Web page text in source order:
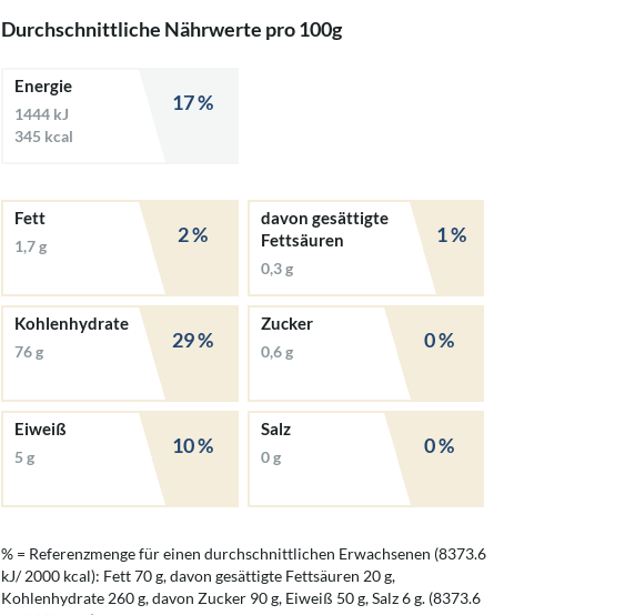
Durchschnittliche Nährwerte pro 100g
Energie
1444 kJ
345 kcal
17 %
Fett
1,7 g 2 %
davon gesättigte
Fettsäuren
0,3 g
1 %
Kohlenhydrate
76 g 29 %
Zucker
0,6 g 0 %
Eiweiß
5 g 10 %
Salz
0 g 0 %
% = Referenzmenge für einen durchschnittlichen Erwachsenen (8373.6
kJ/ 2000 kcal): Fett 70 g, davon gesättigte Fettsäuren 20 g,
Kohlenhydrate 260 g, davon Zucker 90 g, Eiweiß 50 g, Salz 6 g. (8373.6